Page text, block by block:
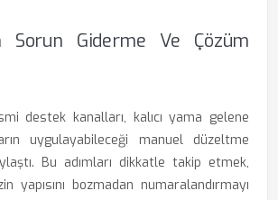
Sorun Giderme Ve Çözüm
destek kanalları, kalıcı yama gelene
uygulayabileceği manuel düzeltme
Bu adımları dikkatle takip etmek,
yapısını bozmadan numaralandırmayı